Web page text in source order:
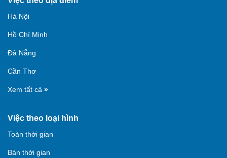
Hà Nội
Hồ Chí Minh
Đà Nẵng
Cần Thơ
Xem tất cả »
Việc theo loại hình
Toàn thời gian
Bán thời gian